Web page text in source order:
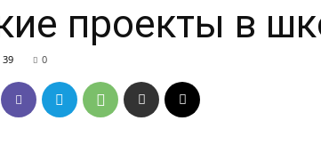
проекты в
39 0